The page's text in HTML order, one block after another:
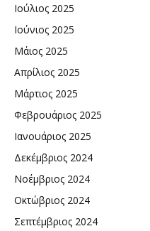
Ιούλιος 2025
Ιούνιος 2025
Μάιος 2025
Απρίλιος 2025
Μάρτιος 2025
Φεβρουάριος 2025
Ιανουάριος 2025
Δεκέμβριος 2024
Νοέμβριος 2024
Οκτώβριος 2024
Σεπτέμβριος 2024